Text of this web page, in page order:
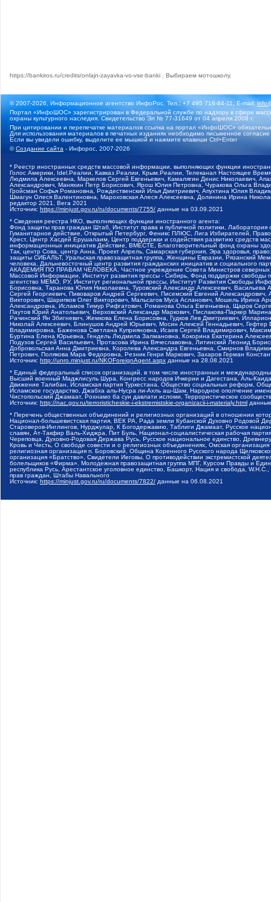
https://bankiros.ru/credits/onlajn-zayavka-vo-vse-banki Выбираем мотошколу.
© 2007-2026, Информационное агентство ИнфоРос. Тел.: +7 495 718-84-11, E-mail:
Портал «ИнфоШОС» зарегистрирован в Федеральной службе по надзору в сфере
охраны культурного наследия. Свидетельство Эл № 77-31649 от 04 апреля 2008 г.
При цитировании и перепечатке материалов ссылка на портал «ИнфоШОС»
Для использования материалов в печатных изданиях необходимо письменное
Если вы увидели ошибку, выделите ее мышкой и нажмите клавиши Ctrl+Enter
©Создание сайта - Инфорос, 2007-2026
* Реестр иностранных средств массовой информации, выполняющих функции
Голос Америки, Idel.Реалии, Кавказ.Реалии, Крым.Реалии, Телеканал Настоящее
Людмила Алексеевна, Маркелов Сергей Евгеньевич, Камалягин Денис Николаевич,
Александрович, Маняхин Петр Борисович, Ярош Юлия Петровна, Чуракова Ольга
Гройсман Софья Романовна, Рождественский Илья Дмитриевич, Апухтина Юлия
Шмагун Олеся Валентиновна, Мароховская Алеся Алексеевна, Долинина Ирина
редактор 2021, Вега 2021
Источник: https://minjust.gov.ru/ru/documents/7755/ данные на 03.09.2021
* Сведения реестра НКО, выполняющих функции иностранного агента:
Фонд защиты прав граждан Штаб, Институт права и публичной политики,
Гуманитарное действие, Открытый Петербург, Феникс ПЛЮС, Лига Избирателей,
Крест, Центр Хасдей Ерушалаим, Центр поддержки и содействия развитию средств
информационных инициатив Действие, ВМЕСТЕ, Благотворительный фонд охраны
Так, центр Сова, центр Анна, Проект Апрель, Самарская губерния, Эра здоровья,
защиты СИБАЛЬТ, Уральская правозащитная группа, Женщины Евразии, Рязанский
человека, Дальневосточный центр развития гражданских инициатив и социального
АКАДЕМИЯ ПО ПРАВАМ ЧЕЛОВЕКА, Частное учреждение Совета Министров северных
Массовой Информации, Институт развития прессы - Сибирь, Фонд поддержки
агентство МЕМО. РУ, Институт региональной прессы, Институт Развития Свободы
Борисовна, Таранова Юлия Николаевна, Туровский Александр Алексеевич,
Сергей Георгиевич, Пивоваров Андрей Сергеевич, Писемский Евгений
Викторович, Шарипков Олег Викторович, Мальсагов Муса Асланович, Мошель Ирина
Александровна, Исламов Тимур Рифгатович, Романова Ольга Евгеньевна, Щаров
Паутов Юрий Анатольевич, Верховский Александр Маркович, Пислакова-Паркер
Рачинский Ян Збигневич, Жемкова Елена Борисовна, Гудков Лев Дмитриевич,
Николай Алексеевич, Блинушов Андрей Юрьевич, Мосин Алексей Геннадьевич,
Владимировна, Баженова Светлана Куприяновна, Исаев Сергей Владимирович,
Буртина Елена Юрьевна, Гендель Людмила Залмановна, Кокорина Екатерина
Подузов Сергей Васильевич, Протасова Ирина Вячеславовна, Литинский Леонид
Добровольская Анна Дмитриевна, Королева Александра Евгеньевна, Смирнов
Петрович, Полякова Мара Федоровна, Резник Генри Маркович, Захаров Герман
Источник: http://unro.minjust.ru/NKOForeignAgent.aspx данные на 28.08.2021
* Единый федеральный список организаций, в том числе иностранных и
Высший военный Маджлисуль Шура, Конгресс народов Ичкерии и Дагестана, Аль-
Движение Талибан, Исламская партия Туркестана, Общество социальных реформ,
Исламское государство, Джабха аль-Нусра ли-Ахль аш-Шам, Народное ополчение
Чистопольский Джамаат, Рохнамо ба суи давлати исломи, Террористическое
Источник: http://nac.gov.ru/terroristicheskie-i-ekstremistskie-organizacii-i-materialy.html
* Перечень общественных объединений и религиозных организаций в отношении
Национал-большевистская партия, ВЕК РА, Рада земли Кубанской Духовно Родовой
Староверов-Инглингов, Нурджулар, К Богодержавию, Таблиги Джамаат, Русское
славян, Ат-Такфир Валь-Хиджра, Пит Буль, Национал-социалистическая рабочая
Череповца, Духовно-Родовая Держава Русь, Русское национальное единство,
Кровь и Честь, О свободе совести и о религиозных объединениях, Омская
религиозная организация п. Боровский, Община Коренного Русского народа
организация «Братство», Свидетели Иеговы, О противодействии экстремистской
болельщиков «Фирма», Молодежная правозащитная группа МПГ, Курсом Правды и
республика Русь, Арестантское уголовное единство, Башкорт, Нация и свобода,
прав граждан, Штабы Навального
Источник: https://minjust.gov.ru/ru/documents/7822/ данные на 06.08.2021